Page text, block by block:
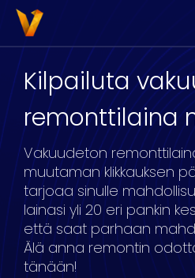
Kilpailuta
Yhdistä
Kilpailuta
remonttilaina
Vakuudeton
muutaman klikkauksen
tarjoaa sinulle
lainasi yli 20 eri pankin
että saat parhaan
Älä anna remontin
tänään!